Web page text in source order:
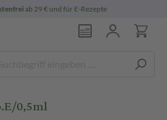
ab 29 € und für E-Rezepte
0,5ml